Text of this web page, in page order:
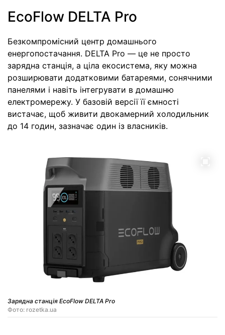
EcoFlow DELTA Pro
Безкомпромісний центр домашнього
енергопостачання. DELTA Pro — це не просто
зарядна станція, а ціла екосистема, яку можна
розширювати додатковими батареями, сонячними
панелями і навіть інтегрувати в домашню
електромережу. У базовій версії її ємності
вистачає, щоб живити двокамерний холодильник
до 14 годин, зазначає один із власників.
Зарядна станція EcoFlow DELTA Pro
Фото: rozetka.ua